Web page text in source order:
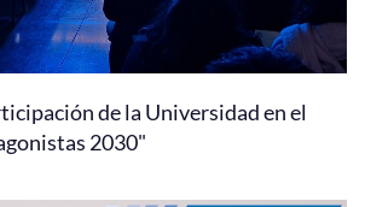
de la Universidad en el
2030"